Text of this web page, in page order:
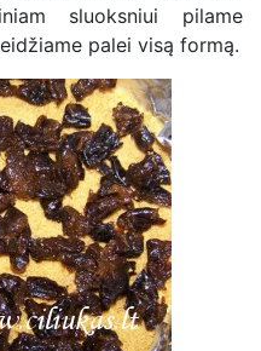
sluoksniui pilame
palei visą formą.